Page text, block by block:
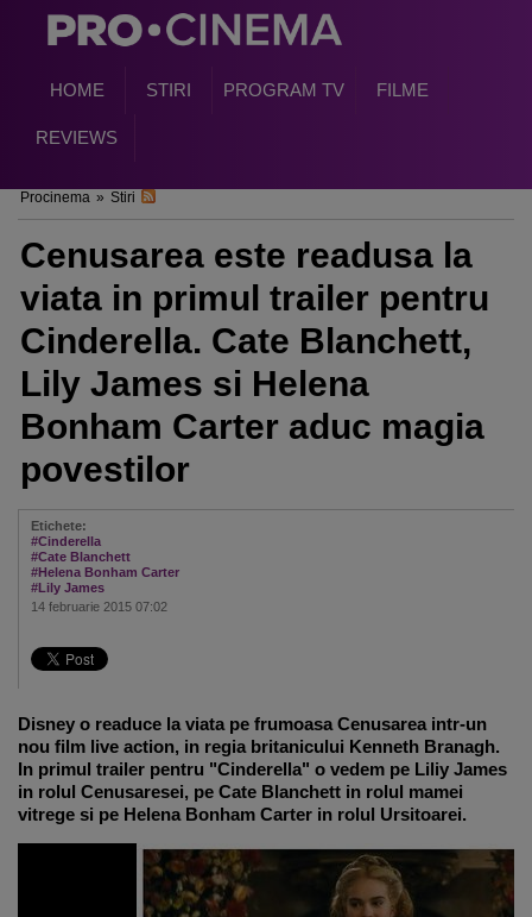
HOME STIRI PROGRAM TV FILME
REVIEWS
Procinema » Stiri
Cenusarea este readusa la
viata in primul trailer pentru
Cinderella. Cate Blanchett,
Lily James si Helena
Bonham Carter aduc magia
povestilor
Etichete:
#Cinderella
#Cate Blanchett
#Helena Bonham Carter
#Lily James
14 februarie 2015 07:02
Disney o readuce la viata pe frumoasa Cenusarea intr-un
nou film live action, in regia britanicului Kenneth Branagh.
In primul trailer pentru "Cinderella" o vedem pe Liliy James
in rolul Cenusaresei, pe Cate Blanchett in rolul mamei
vitrege si pe Helena Bonham Carter in rolul Ursitoarei.